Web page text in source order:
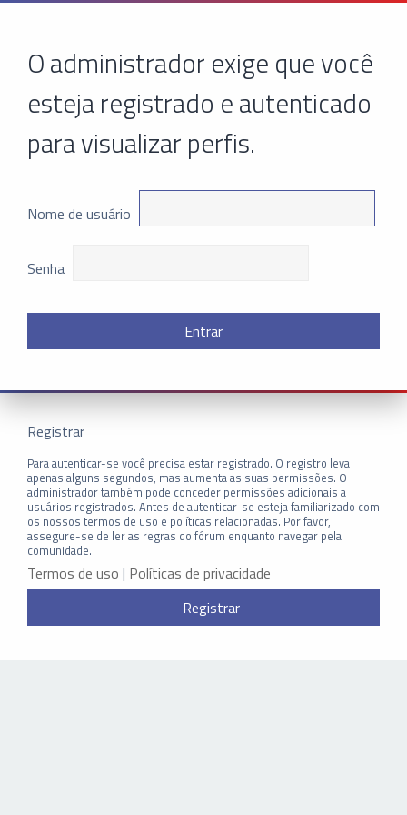
O administrador exige que você
esteja registrado e autenticado
para visualizar perfis.
Nome de usuário
Senha
Registrar
Para autenticar-se você precisa estar registrado. O registro leva
apenas alguns segundos, mas aumenta as suas permissões. O
administrador também pode conceder permissões adicionais a
usuários registrados. Antes de autenticar-se esteja familiarizado com
os nossos termos de uso e políticas relacionadas. Por favor,
assegure-se de ler as regras do fórum enquanto navegar pela
comunidade.
Termos de uso | Políticas de privacidade
Registrar